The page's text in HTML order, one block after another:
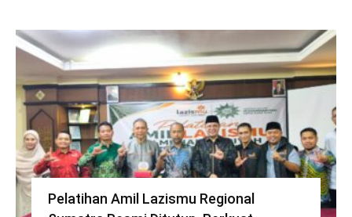
Pelatihan Amil Lazismu Regional